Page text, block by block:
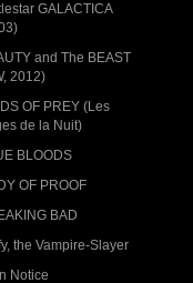
GALACTICA
and The BEAST
2012)
OF PREY (Les
de la Nuit)
BLOODS
OF PROOF
BAD
the Vampire-Slayer
Notice